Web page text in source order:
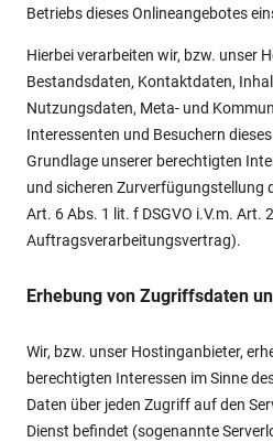
Betriebs dieses Onlineangebotes
Hierbei verarbeiten wir, bzw. unser
Bestandsdaten, Kontaktdaten,
Nutzungsdaten, Meta- und
Interessenten und Besuchern
Grundlage unserer berechtigten
und sicheren Zurverfügungstellung
Art. 6 Abs. 1 lit. f DSGVO i.V.m. Art.
Auftragsverarbeitungsvertrag).
Erhebung von Zugriffsdaten
Wir, bzw. unser Hostinganbieter,
berechtigten Interessen im Sinne
Daten über jeden Zugriff auf den
Dienst befindet (sogenannte